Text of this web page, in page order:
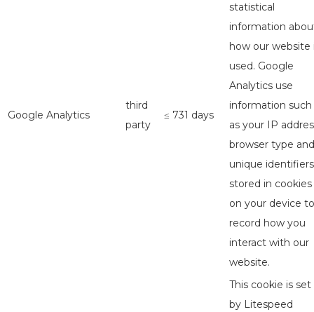
Google Analytics
third
party
≤ 731 days
statistical
information
how our website
used. Google
Analytics use
information such
as your IP
browser type and
unique identifiers
stored in cookies
on your device to
record how you
interact with our
website.
This cookie is set
by Litespeed